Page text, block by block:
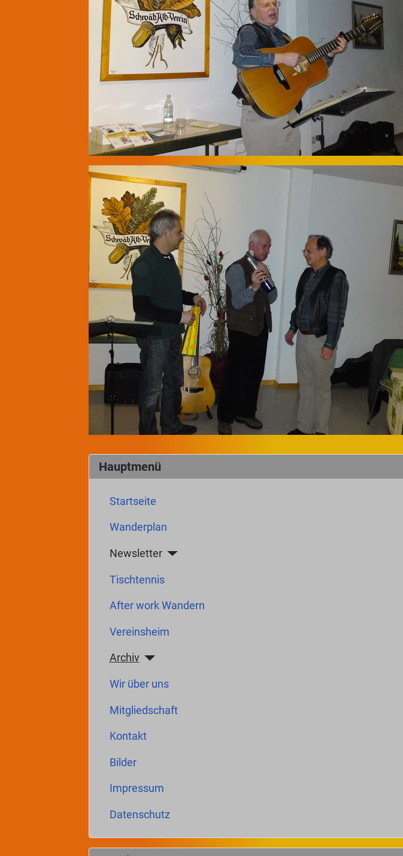
Hauptmenü
Startseite
Wanderplan
Newsletter
Tischtennis
After work Wandern
Vereinsheim
Archiv
Wir über uns
Mitgliedschaft
Kontakt
Bilder
Impressum
Datenschutz